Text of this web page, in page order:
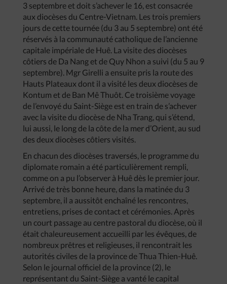
3 septembre et doit s’achever le 16, est consacrée
aux diocèses du Centre-Vietnam. Les trois premiers
jours de cette tournée (du 3 au 5 septembre) ont été
réservés à la communauté catholique de l’ancienne
capitale impériale de Huê. La visite des diocèses
côtiers de Da Nang et de Quy Nhon a suivi (du 5 au 9
septembre). Mgr Girelli a ensuite pris la route des
Hauts Plateaux dont il a visité les deux diocèses de
Kontum et de Ban Mê Thuôt. Ce troisième voyage
de l’envoyé du Saint-Siège est en train de s’achever
avec la visite du diocèse de Nha Trang, qui s’étend,
lui aussi, le long de la côte de la mer d’Orient, au sud
des deux diocèses côtiers visités.
En chacun des diocèses traversés, le programme du
diplomate romain a été particulièrement rempli,
comme on a pu l’observer à Huê dès le premier jour.
Arrivé de très bonne heure, dans la matinée du 3
septembre, il a aussitôt enchaîné les rencontres,
entretiens, prises de contact et cérémonies. Après
un court passage au centre pastoral du diocèse, où il
était chaleureusement accueilli par les évêques, de
nombreux prêtres et religieuses, il rencontrait les
autorités civiles de la province de Thua Thien-Huê.
Selon le journal officiel de la province (2), le
représentant du Saint-Siège a vanté le capital